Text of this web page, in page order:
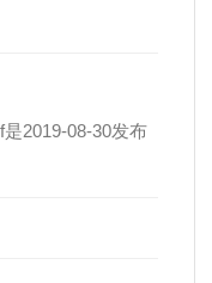
2019-08-30发布